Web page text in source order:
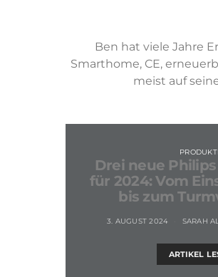
Ben hat viele Jahre
Smarthome, CE,
meist auf
Drei neue
für 2024: Vom
bis zum
3. AUGUST 2024 SARAH
ARTIKEL